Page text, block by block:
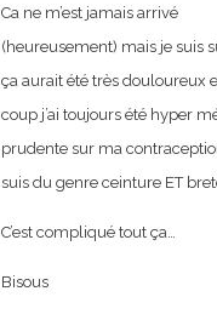
Ca ne m’est jamais arrivé
(heureusement) mais je suis
ça aurait été très douloureux
coup j’ai toujours été hyper
prudente sur ma
suis du genre ceinture ET
C’est compliqué tout ça…
Bisous